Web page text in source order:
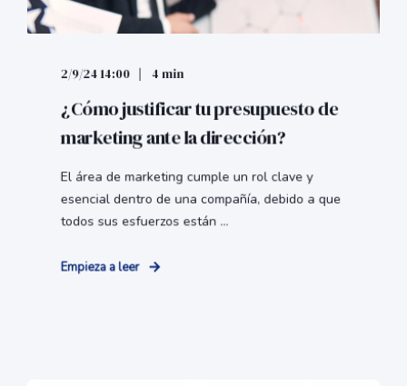
2/9/24 14:00 4 min
¿Cómo justificar tu presupuesto de
marketing ante la dirección?
El área de marketing cumple un rol clave y
esencial dentro de una compañía, debido a que
todos sus esfuerzos están ...
Empieza a leer